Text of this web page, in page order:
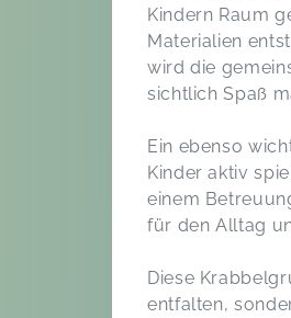
Kindern Raum
Materialien
wird die
sichtlich Spaß
Ein ebenso
Kinder aktiv
einem
für den Alltag
Diese
entfalten,